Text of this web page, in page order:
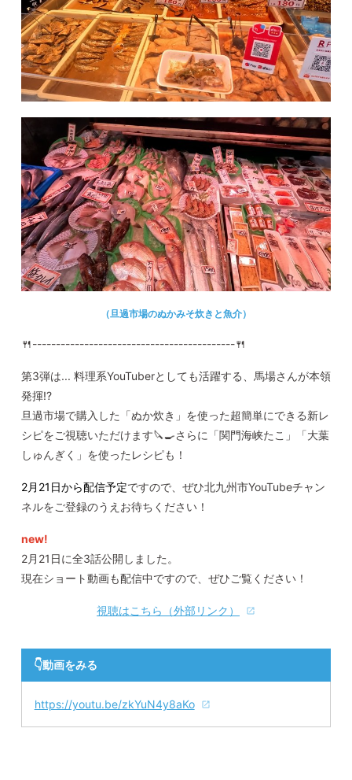
（旦過市場のぬかみそ炊きと魚介）
🍴-------------------------------------------🍴
第3弾は... 料理系YouTuberとしても活躍する、馬場さんが本領
発揮!?
旦過市場で購入した「ぬか炊き」を使った超簡単にできる新レ
シピをご視聴いただけます🔪🍳さらに「関門海峡たこ」「大葉
しゅんぎく」を使ったレシピも！
2月21日から配信予定ですので、ぜひ北九州市YouTubeチャン
ネルをご登録のうえお待ちください！
new!
2月21日に全3話公開しました。
現在ショート動画も配信中ですので、ぜひご覧ください！
視聴はこちら（外部リンク）
👇動画をみる
https://youtu.be/zkYuN4y8aKo